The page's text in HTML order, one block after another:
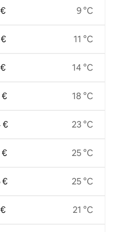
€
€
€
€
9 °C
11 °C
14 °C
18 °C
23 °C
25 °C
25 °C
21 °C